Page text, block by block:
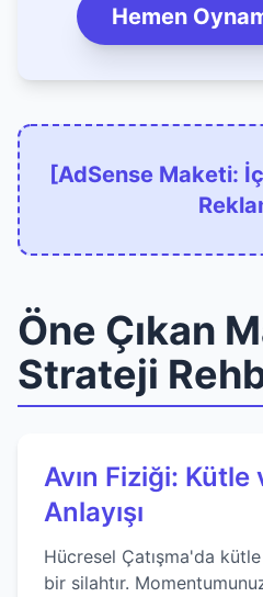
Hemen
[AdSense Maketi:
Öne Çıkan
Strateji
Avın Fiziği:
Anlayışı
Hücresel Çatışma'da
bir silahtır.